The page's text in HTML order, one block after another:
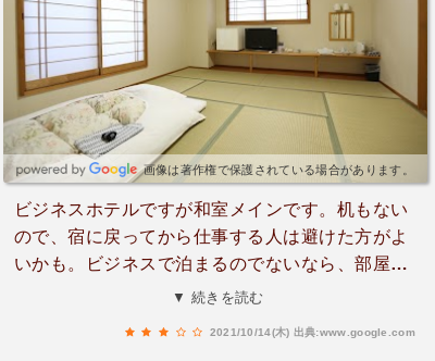
画像は著作権で保護されている場合があります。
ビジネスホテルですが和室メインです。机もない
ので、宿に戻ってから仕事する人は避けた方がよ
いかも。ビジネスで泊まるのでないなら、部屋も
綺麗で水回りも良いです。朝食が美味しいらしい
▼ 続きを読む
2021/10/14(木) 出典:www.google.com